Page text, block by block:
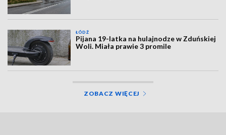
ŁÓDŹ
Pijana 19-latka na hulajnodze w Zduńskiej
Woli. Miała prawie 3 promile
ZOBACZ WIĘCEJ